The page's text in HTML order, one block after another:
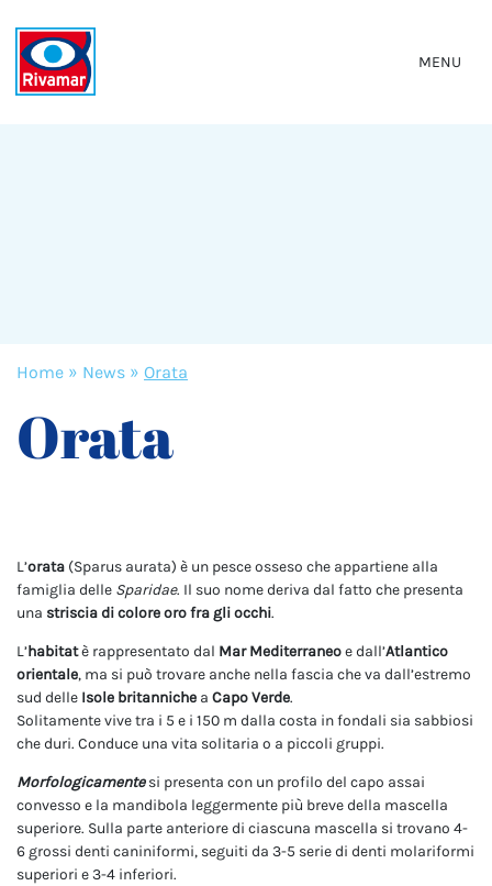
MENU
Home » News » Orata
Orata
L’orata (Sparus aurata) è un pesce osseso che appartiene alla
famiglia delle Sparidae. Il suo nome deriva dal fatto che presenta
una striscia di colore oro fra gli occhi.
L’habitatè rappresentato dal Mar Mediterraneoe dall’Atlantico
orientale, ma si può trovare anche nella fascia che va dall’estremo
sud delle Isole britanniche a Capo Verde.
Solitamente vive tra i 5 e i 150 m dalla costa in fondali sia sabbiosi
che duri. Conduce una vita solitaria o a piccoli gruppi.
Morfologicamentesi presenta con un profilo del capo assai
convesso e la mandibola leggermente più breve della mascella
superiore. Sulla parte anteriore di ciascuna mascella si trovano 4-
6 grossi denti caniniformi, seguiti da 3-5 serie di denti molariformi
superiori e 3-4 inferiori.